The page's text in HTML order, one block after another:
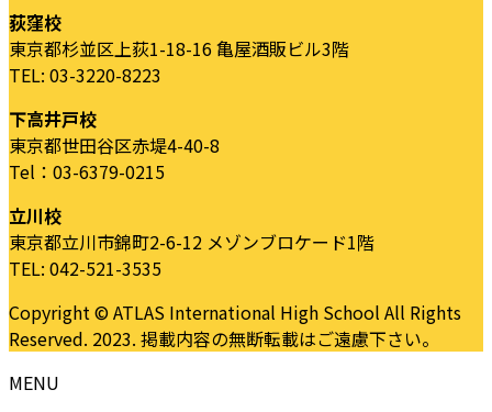
荻窪校
東京都杉並区上荻1-18-16 亀屋酒販ビル3階
TEL: 03-3220-8223
下高井戸校
東京都世田谷区赤堤4-40-8
Tel：03-6379-0215
立川校
東京都立川市錦町2-6-12 メゾンブロケード1階
TEL: 042-521-3535
Copyright © ATLAS International High School All Rights
Reserved. 2023. 掲載内容の無断転載はご遠慮下さい。
MENU